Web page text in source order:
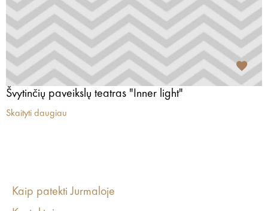
Švytinčių paveikslų teatras "Inner light"
Skaityti daugiau
Kaip patekti Jurmaloje